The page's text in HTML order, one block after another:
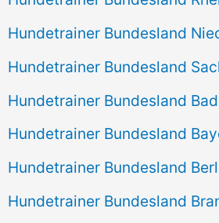
Hundetrainer Bundesland
Hundetrainer Bundesland
Hundetrainer Bundesland
Hundetrainer Bundesland
Hundetrainer Bundesland
Hundetrainer Bundesland